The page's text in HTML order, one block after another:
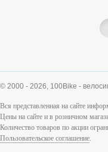
© 2000 - 2026, 100Bike -
Вся представленная на сайте
Цены на сайте и в розничном
Количество товаров по акции
Пользовательское соглашение.